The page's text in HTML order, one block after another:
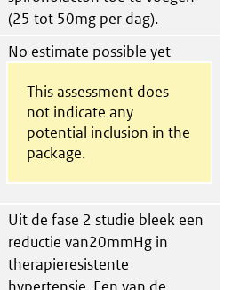
(25 tot 50mg per dag).
No estimate possible yet
This assessment does
not indicate any
potential inclusion in the
package.
Uit de fase 2 studie bleek een
reductie van20mmHg in
therapieresistente